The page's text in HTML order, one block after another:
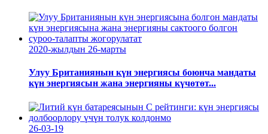
2020-жылдын 26-марты
Улуу Британиянын күн энергиясы боюнча мандаты
күн энергиясын жана энергияны күчөтөт...
26-03-19